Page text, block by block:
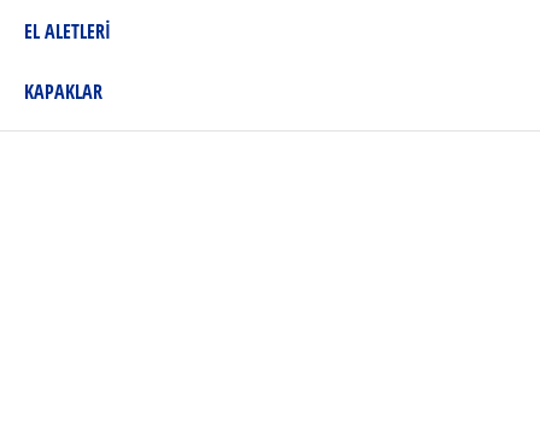
EL ALETLERİ
KAPAKLAR